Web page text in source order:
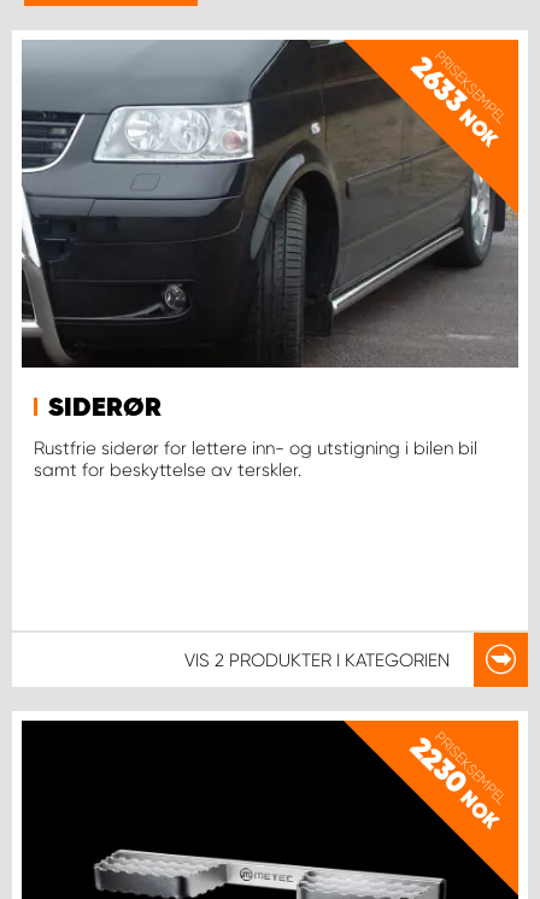
PRISEKSEMPEL
2633
NOK
SIDERØR
Rustfrie siderør for lettere inn- og utstigning i bilen bil
samt for beskyttelse av terskler.
VIS 2 PRODUKTER I KATEGORIEN
PRISEKSEMPEL
2230
NOK
WORK SYSTEM BERGEN
WORK SYSTEM HORTEN
WORK SYSTEM KEY ACCOUNT
WORK SYSTEM NORWAY
WORK SYSTEM OSLO
WORK SYSTEM STAVANGER
WORK SYSTEM TRONDHEIM